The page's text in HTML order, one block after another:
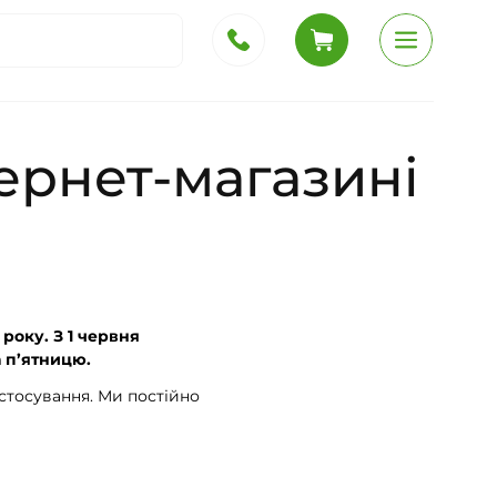
магазині
З 1 червня
п’ятницю.
Ми постійно